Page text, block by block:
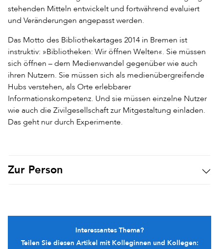
stehenden Mitteln entwickelt und fortwährend evaluiert
und Veränderungen angepasst werden.
Das Motto des Bibliothekartages 2014 in Bremen ist
instruktiv: »Bibliotheken: Wir öffnen Welten«. Sie müssen
sich öffnen – dem Medienwandel gegenüber wie auch
ihren Nutzern. Sie müssen sich als medienübergreifende
Hubs verstehen, als Orte erlebbarer
Informationskompetenz. Und sie müssen einzelne Nutzer
wie auch die Zivilgesellschaft zur Mitgestaltung einladen.
Das geht nur durch Experimente.
Zur Person
Interessantes Thema?
Teilen Sie diesen Artikel mit Kolleginnen und Kollegen: